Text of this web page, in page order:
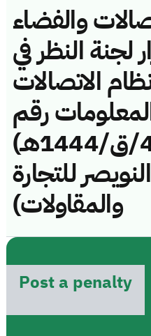
والفضاء
لجنة النظر في
الاتصالات
رقم
(44114839/ق/1444هـ)
للتجارة
والمقاولات)
Post a penalty